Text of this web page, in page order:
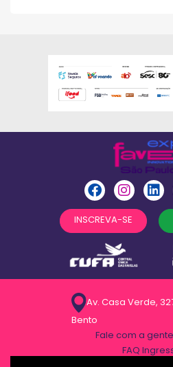
INSCREVA-SE
Av. Casa Verde,
Bento
Fale com a gente
FAQ